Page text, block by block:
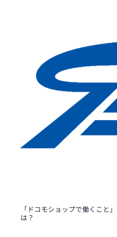
「ドコモショップで働くこと
は
と
は？
就